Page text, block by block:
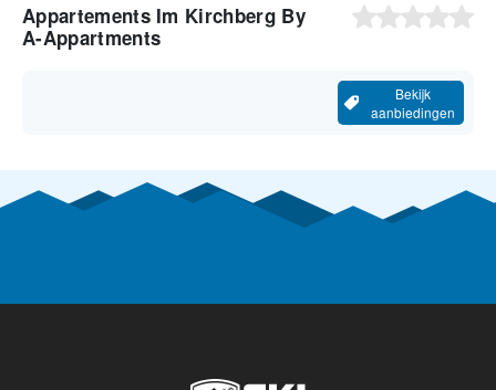
Appartements Im Kirchberg By
A-Appartments
Bekijk
aanbiedingen